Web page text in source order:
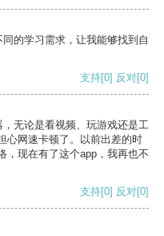
的学习需求，让我能够找到自
支持[0] 反对[0]
无论是看视频、玩游戏还是工
心网速卡顿了。以前出差的时
，现在有了这个app，我再也不
支持[0] 反对[0]